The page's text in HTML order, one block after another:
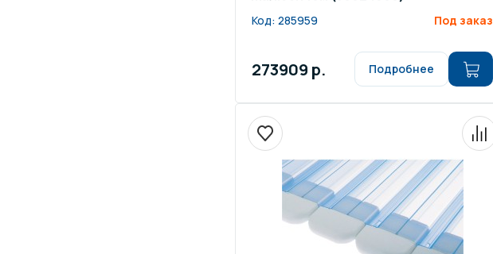
Код: 285959 Под заказ
273909 р. Подробнее